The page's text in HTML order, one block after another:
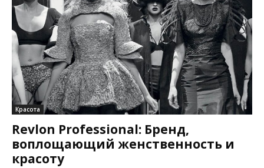
Красота
Revlon Professional: Бренд,
воплощающий женственность и
красоту